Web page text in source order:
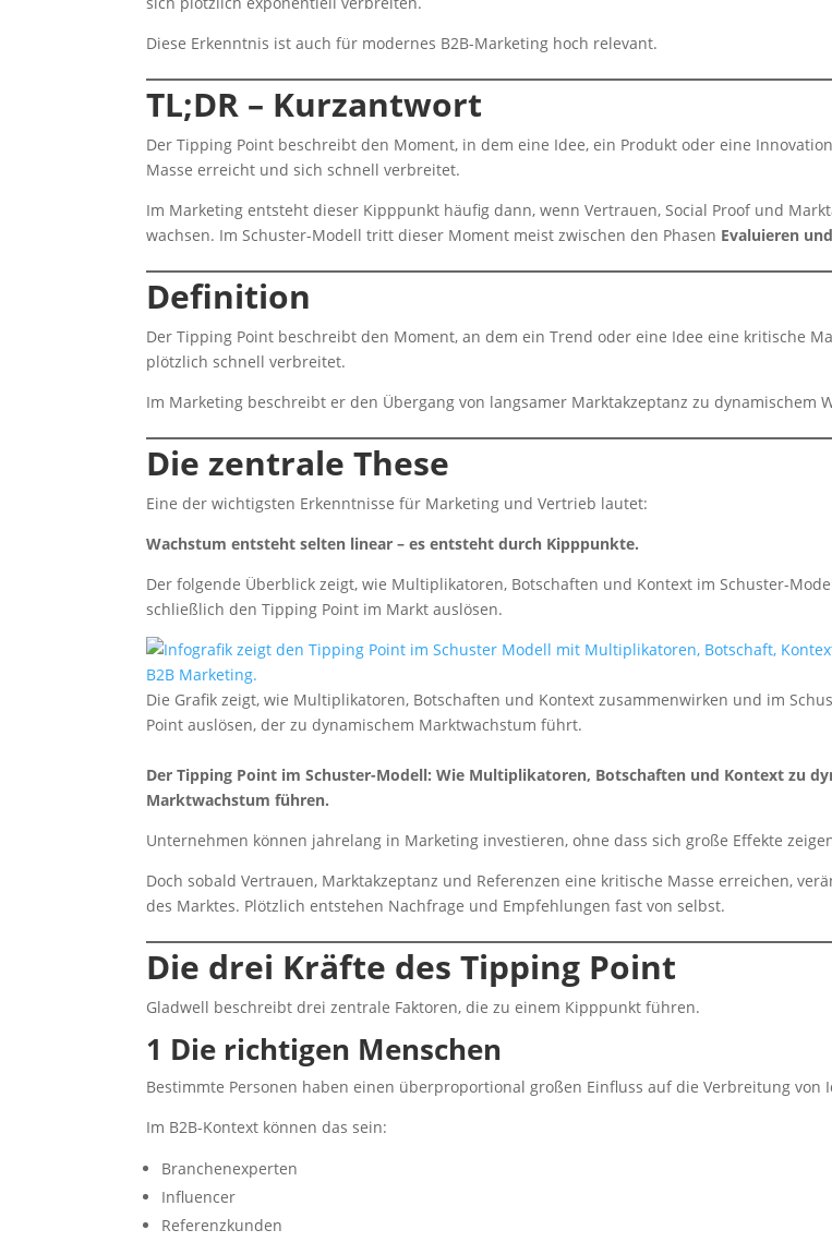
Diese Erkenntnis ist auch für modernes B2B-Marketing hoch relevant.
TL;DR – Kurzantwort
Der Tipping Point beschreibt den Moment, in dem eine Idee, ein Produkt oder eine
Masse erreicht und sich schnell verbreitet.
Im Marketing entsteht dieser Kipppunkt häufig dann, wenn Vertrauen, Social Proof und
wachsen. Im Schuster-Modell tritt dieser Moment meist zwischen den Phasen Evaluieren
Definition
Der Tipping Point beschreibt den Moment, an dem ein Trend oder eine Idee eine kritische
plötzlich schnell verbreitet.
Im Marketing beschreibt er den Übergang von langsamer Marktakzeptanz zu dynamischem
Die zentrale These
Eine der wichtigsten Erkenntnisse für Marketing und Vertrieb lautet:
Wachstum entsteht selten linear – es entsteht durch Kipppunkte.
Der folgende Überblick zeigt, wie Multiplikatoren, Botschaften und Kontext im Schuster-
schließlich den Tipping Point im Markt auslösen.
Die Grafik zeigt, wie Multiplikatoren, Botschaften und Kontext zusammenwirken und im
Point auslösen, der zu dynamischem Marktwachstum führt.
Der Tipping Point im Schuster-Modell: Wie Multiplikatoren, Botschaften und Kontext zu
Marktwachstum führen.
Unternehmen können jahrelang in Marketing investieren, ohne dass sich große Effekte
Doch sobald Vertrauen, Marktakzeptanz und Referenzen eine kritische Masse erreichen,
des Marktes. Plötzlich entstehen Nachfrage und Empfehlungen fast von selbst.
Die drei Kräfte des Tipping Point
Gladwell beschreibt drei zentrale Faktoren, die zu einem Kipppunkt führen.
1 Die richtigen Menschen
Bestimmte Personen haben einen überproportional großen Einfluss auf die Verbreitung von
Im B2B-Kontext können das sein:
Branchenexperten
Influencer
Referenzkunden